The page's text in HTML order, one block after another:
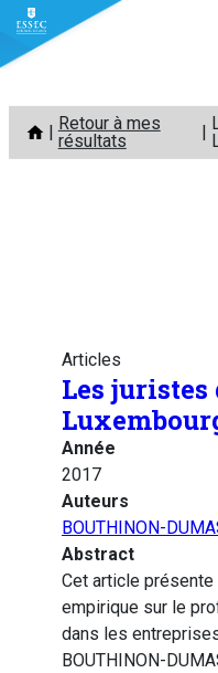
Aller
contenu
Retour à mes
résultats
Articles
Les juristes
Année
2017
Auteurs
BOUTHINON-
Abstract
Cet article présente
empirique sur le
dans les
BOUTHINON-